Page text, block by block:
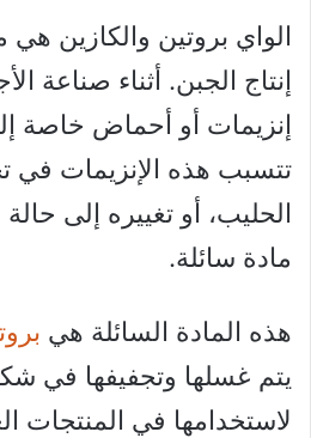
الواي بروتين والكازين هي
إنتاج الجبن. أثناء صناعة
إنزيمات أو أحماض خاصة
تتسبب هذه الإنزيمات في
الحليب، أو تغييره إلى
مادة سائلة.
هذه المادة السائلة هي
يتم غسلها وتجفيفها في
لاستخدامها في المنتجات